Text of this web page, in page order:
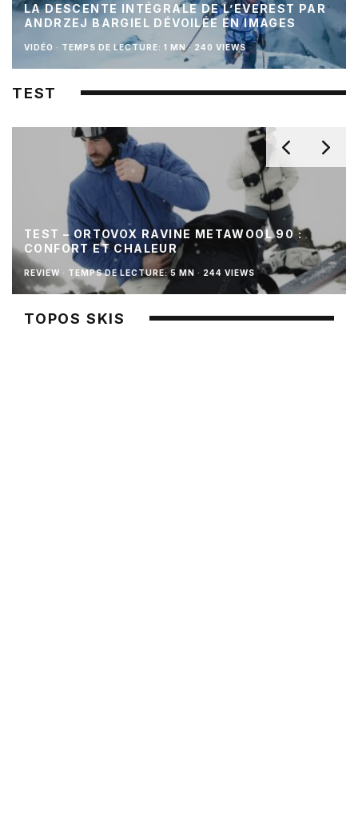
LA DESCENTE INTÉGRALE DE L’EVEREST PAR
ANDRZEJ BARGIEL DÉVOILÉE EN IMAGES
VIDÉO · TEMPS DE LECTURE: 1 MN · 240 VIEWS
TEST
TEST – ORTOVOX RAVINE METAWOOL 90 :
CONFORT ET CHALEUR
REVIEW · TEMPS DE LECTURE: 5 MN · 244 VIEWS
TOPOS SKIS